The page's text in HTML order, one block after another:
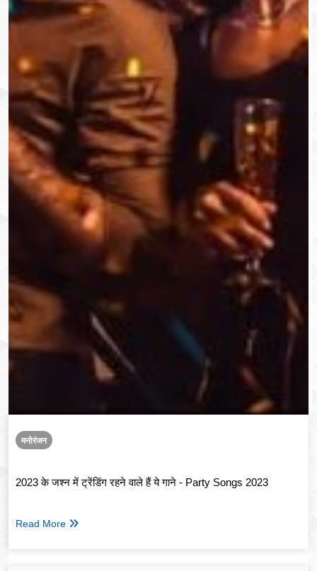
मनोरंजन
2023 के जश्न में ट्रेंडिंग रहने वाले हैं ये गाने - Party Songs 2023
Read More